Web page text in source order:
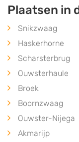
Plaatsen in
Snikzwaag
Haskerhorne
Scharsterbrug
Ouwsterhaule
Broek
Boornzwaag
Ouwster-Nijega
Akmarijp